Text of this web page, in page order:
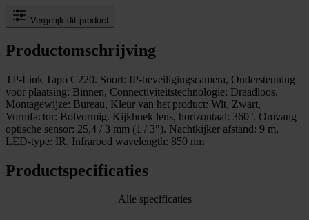
Vergelijk dit product
Productomschrijving
TP-Link Tapo C220. Soort: IP-beveiligingscamera, Ondersteuning
voor plaatsing: Binnen, Connectiviteitstechnologie: Draadloos.
Montagewijze: Bureau, Kleur van het product: Wit, Zwart,
Vormfactor: Bolvormig. Kijkhoek lens, horizontaal: 360°. Omvang
optische sensor: 25,4 / 3 mm (1 / 3"). Nachtkijker afstand: 9 m,
LED-type: IR, Infrarood wavelength: 850 nm
Productspecificaties
Alle specificaties